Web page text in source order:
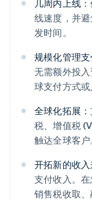
几周内上线：
线速度，并
发时间。
规模化管理支
无需额外投
球支付方式或
全球化拓展：
税、增值税
触达全球客户
开拓新的收入
支付收入。在
销售税收取
阿联酋
爱尔兰
English
爱沙尼亚
English
奥地利
Deutsch English
澳大利亚
English